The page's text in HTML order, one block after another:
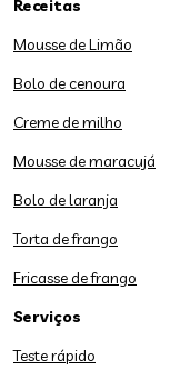
Receitas
Mousse de Limão
Bolo de cenoura
Creme de milho
Mousse de maracujá
Bolo de laranja
Torta de frango
Fricasse de frango
Serviços
Teste rápido